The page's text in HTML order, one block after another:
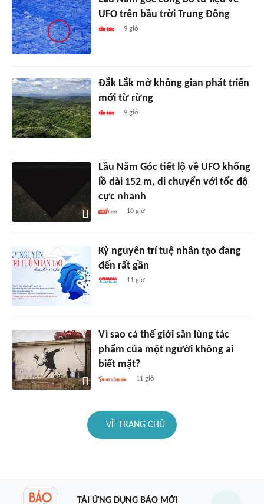
UFO trên bầu trời Trung Đông
9 giờ
Đắk Lắk mở không gian phát triển
mới từ rừng
9 giờ
Lầu Năm Góc tiết lộ về UFO khổng
lồ dài 152 m, di chuyển với tốc độ
cực nhanh
10 giờ
Kỷ nguyên trí tuệ nhân tạo đang
đến rất gần
11 giờ
Vì sao cả thế giới săn lùng tác
phẩm của một người không ai
biết mặt?
11 giờ
VỀ TRANG CHỦ
TẢI ỨNG DỤNG BÁO MỚI